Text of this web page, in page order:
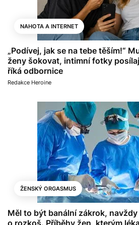
NAHOTA A INTERNET
„Podívej, jak se na tebe těším!“
ženy šokovat, intimní fotky
říká odbornice
Redakce Heroine
ŽENSKÝ ORGASMUS
Měl to být banální zákrok,
o rozkoš. Příběhy žen, kterým